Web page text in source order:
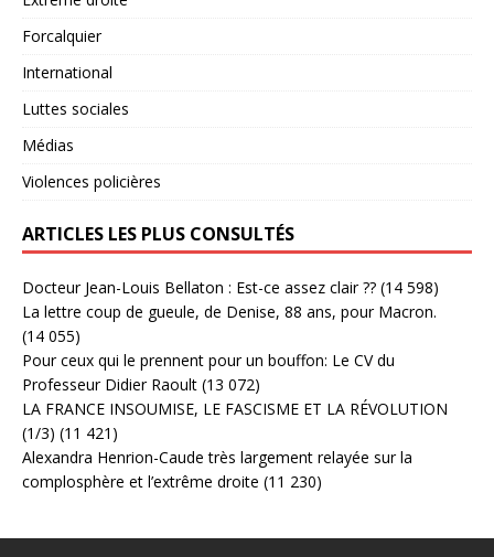
Forcalquier
International
Luttes sociales
Médias
Violences policières
ARTICLES LES PLUS CONSULTÉS
Docteur Jean-Louis Bellaton : Est-ce assez clair ?? (14 598)
La lettre coup de gueule, de Denise, 88 ans, pour Macron.
(14 055)
Pour ceux qui le prennent pour un bouffon: Le CV du
Professeur Didier Raoult (13 072)
LA FRANCE INSOUMISE, LE FASCISME ET LA RÉVOLUTION
(1/3) (11 421)
Alexandra Henrion-Caude très largement relayée sur la
complosphère et l’extrême droite (11 230)